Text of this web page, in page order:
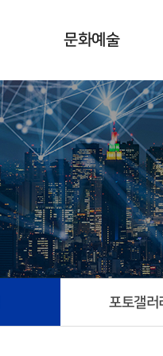
문화예술
사업취지
갤러리
포토갤러